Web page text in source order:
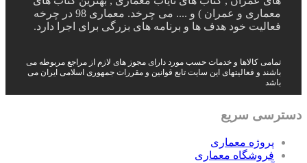
معماری و عمران ) و .... می چرخد. معماری 98 در چرخه
فعالیت خود هدف ها و برنامه های بزرگی برای اجرا دارد.
تمامی کالاها و خدمات حسب مورد دارای مجوز های لازم از مراجع مربوطه می
باشند و فعالیتهای این سایت تابع قوانین و مقررات جمهوری اسلامی ایران می
باشد
دسترسی سریع
پروژه معماری
فروشگاه معماری